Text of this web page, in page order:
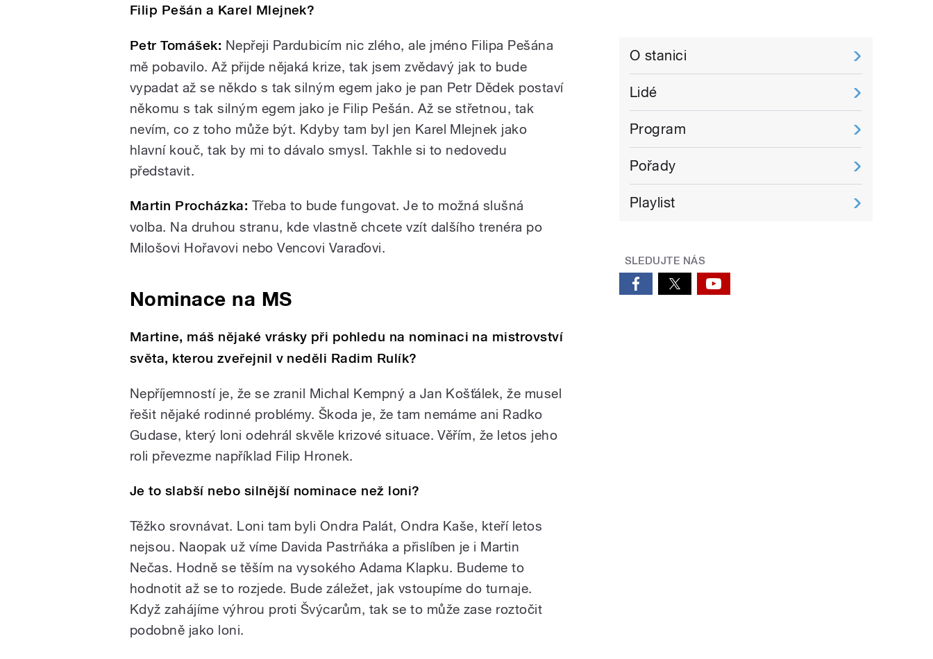
Filip Pešán a Karel Mlejnek?
Petr Tomášek: Nepřeji Pardubicím nic zlého, ale jméno Filipa Pešána
mě pobavilo. Až přijde nějaká krize, tak jsem zvědavý jak to bude
vypadat až se někdo s tak silným egem jako je pan Petr Dědek postaví
někomu s tak silným egem jako je Filip Pešán. Až se střetnou, tak
nevím, co z toho může být. Kdyby tam byl jen Karel Mlejnek jako
hlavní kouč, tak by mi to dávalo smysl. Takhle si to nedovedu
představit.
Martin Procházka: Třeba to bude fungovat. Je to možná slušná
volba. Na druhou stranu, kde vlastně chcete vzít dalšího trenéra po
Milošovi Hořavovi nebo Vencovi Varaďovi.
Nominace na MS
Martine, máš nějaké vrásky při pohledu na nominaci na mistrovství
světa, kterou zveřejnil v neděli Radim Rulík?
Nepříjemností je, že se zranil Michal Kempný a Jan Košťálek, že musel
řešit nějaké rodinné problémy. Škoda je, že tam nemáme ani Radko
Gudase, který loni odehrál skvěle krizové situace. Věřím, že letos jeho
roli převezme například Filip Hronek.
Je to slabší nebo silnější nominace než loni?
Těžko srovnávat. Loni tam byli Ondra Palát, Ondra Kaše, kteří letos
nejsou. Naopak už víme Davida Pastrňáka a přislíben je i Martin
Nečas. Hodně se těším na vysokého Adama Klapku. Budeme to
hodnotit až se to rozjede. Bude záležet, jak vstoupíme do turnaje.
Když zahájíme výhrou proti Švýcarům, tak se to může zase roztočit
podobně jako loni.
O stanici
Lidé
Program
Pořady
Playlist
SLEDUJTE NÁS